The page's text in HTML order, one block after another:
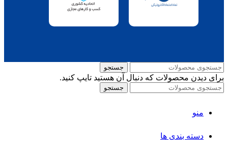
جستجو
برای دیدن محصولات که دنبال آن هستید تایپ کنید.
جستجو
منو
دسته بندی ها